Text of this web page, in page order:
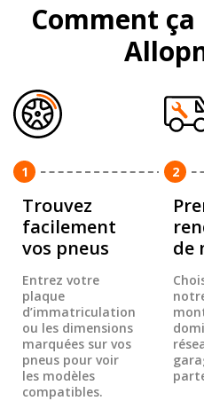
Comment
1
Trouvez
facilement
vos pneus
Entrez votre
plaque
d’immatriculation
ou les dimensions
marquées sur vos
pneus pour voir
les modèles
compatibles.
2
de